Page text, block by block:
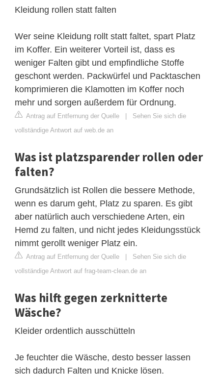
Kleidung rollen statt falten
Wer seine Kleidung rollt statt faltet, spart Platz
im Koffer. Ein weiterer Vorteil ist, dass es
weniger Falten gibt und empfindliche Stoffe
geschont werden. Packwürfel und Packtaschen
komprimieren die Klamotten im Koffer noch
mehr und sorgen außerdem für Ordnung.
Antrag auf Entfernung der Quelle | Sehen Sie sich die
vollständige Antwort auf web.de an
Was ist platzsparender rollen oder
falten?
Grundsätzlich ist Rollen die bessere Methode,
wenn es darum geht, Platz zu sparen. Es gibt
aber natürlich auch verschiedene Arten, ein
Hemd zu falten, und nicht jedes Kleidungsstück
nimmt gerollt weniger Platz ein.
Antrag auf Entfernung der Quelle | Sehen Sie sich die
vollständige Antwort auf frag-team-clean.de an
Was hilft gegen zerknitterte
Wäsche?
Kleider ordentlich ausschütteln
Je feuchter die Wäsche, desto besser lassen
sich dadurch Falten und Knicke lösen.